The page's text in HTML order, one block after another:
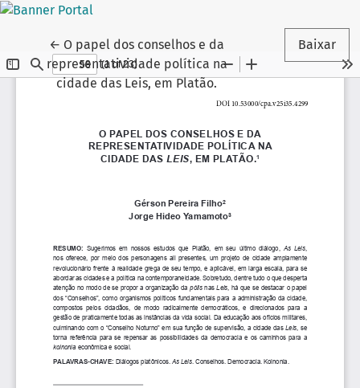
← Voltar aos Detalhes do Artigo
O papel dos conselhos e da
representatividade política na
cidade das Leis, em Platão.
Baixar